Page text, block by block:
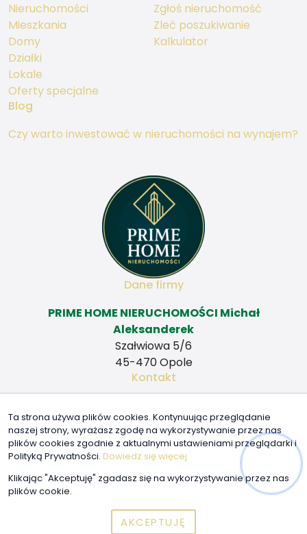
Nieruchomości
Mieszkania
Domy
Działki
Lokale
Oferty specjalne
Zgłoś nieruchomość
Zleć poszukiwanie
Kalkulator
Blog
Czy warto inwestować w nieruchomości na wynajem?
Dane firmy
PRIME HOME NIERUCHOMOŚCI Michał
Aleksanderek
Szałwiowa 5/6
45-470 Opole
Kontakt
+48 509 509 114
Znajdziesz nas tu
© 2026 Wszystkie prawa zastrzeżone | Program dla biur
Ta strona używa plików cookies. Kontynuując przeglądanie
naszej strony, wyrażasz zgodę na wykorzystywanie przez nas
plików cookies zgodnie z aktualnymi ustawieniami przeglądarki i
Polityką Prywatności. Dowiedz się więcej
Klikając "Akceptuję" zgadasz się na wykorzystywanie przez nas
plików cookie.
AKCEPTUJĘ